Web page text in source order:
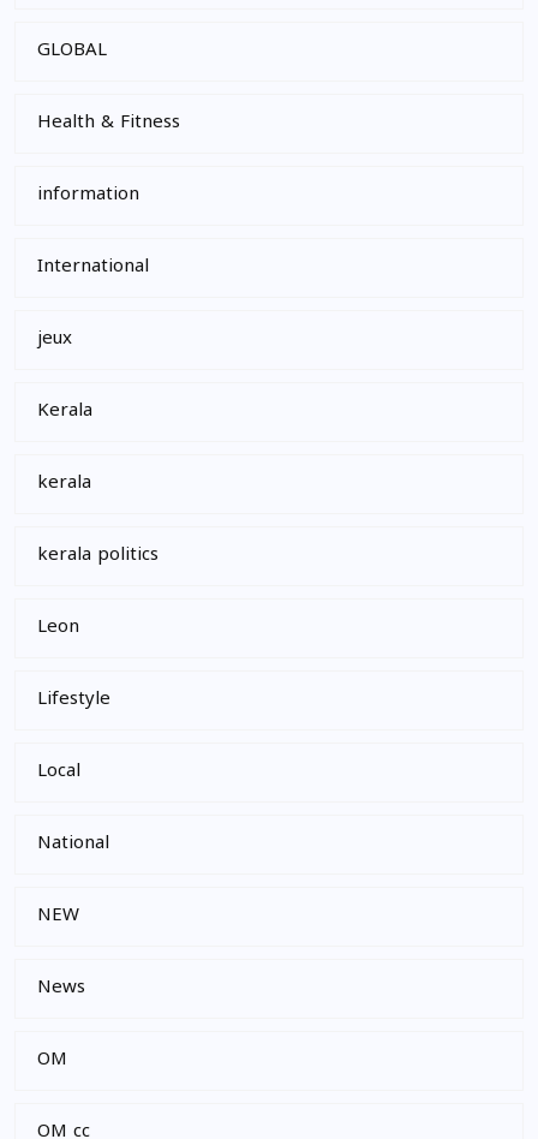
GLOBAL
Health & Fitness
information
International
jeux
Kerala
kerala
kerala politics
Leon
Lifestyle
Local
National
NEW
News
OM
OM cc